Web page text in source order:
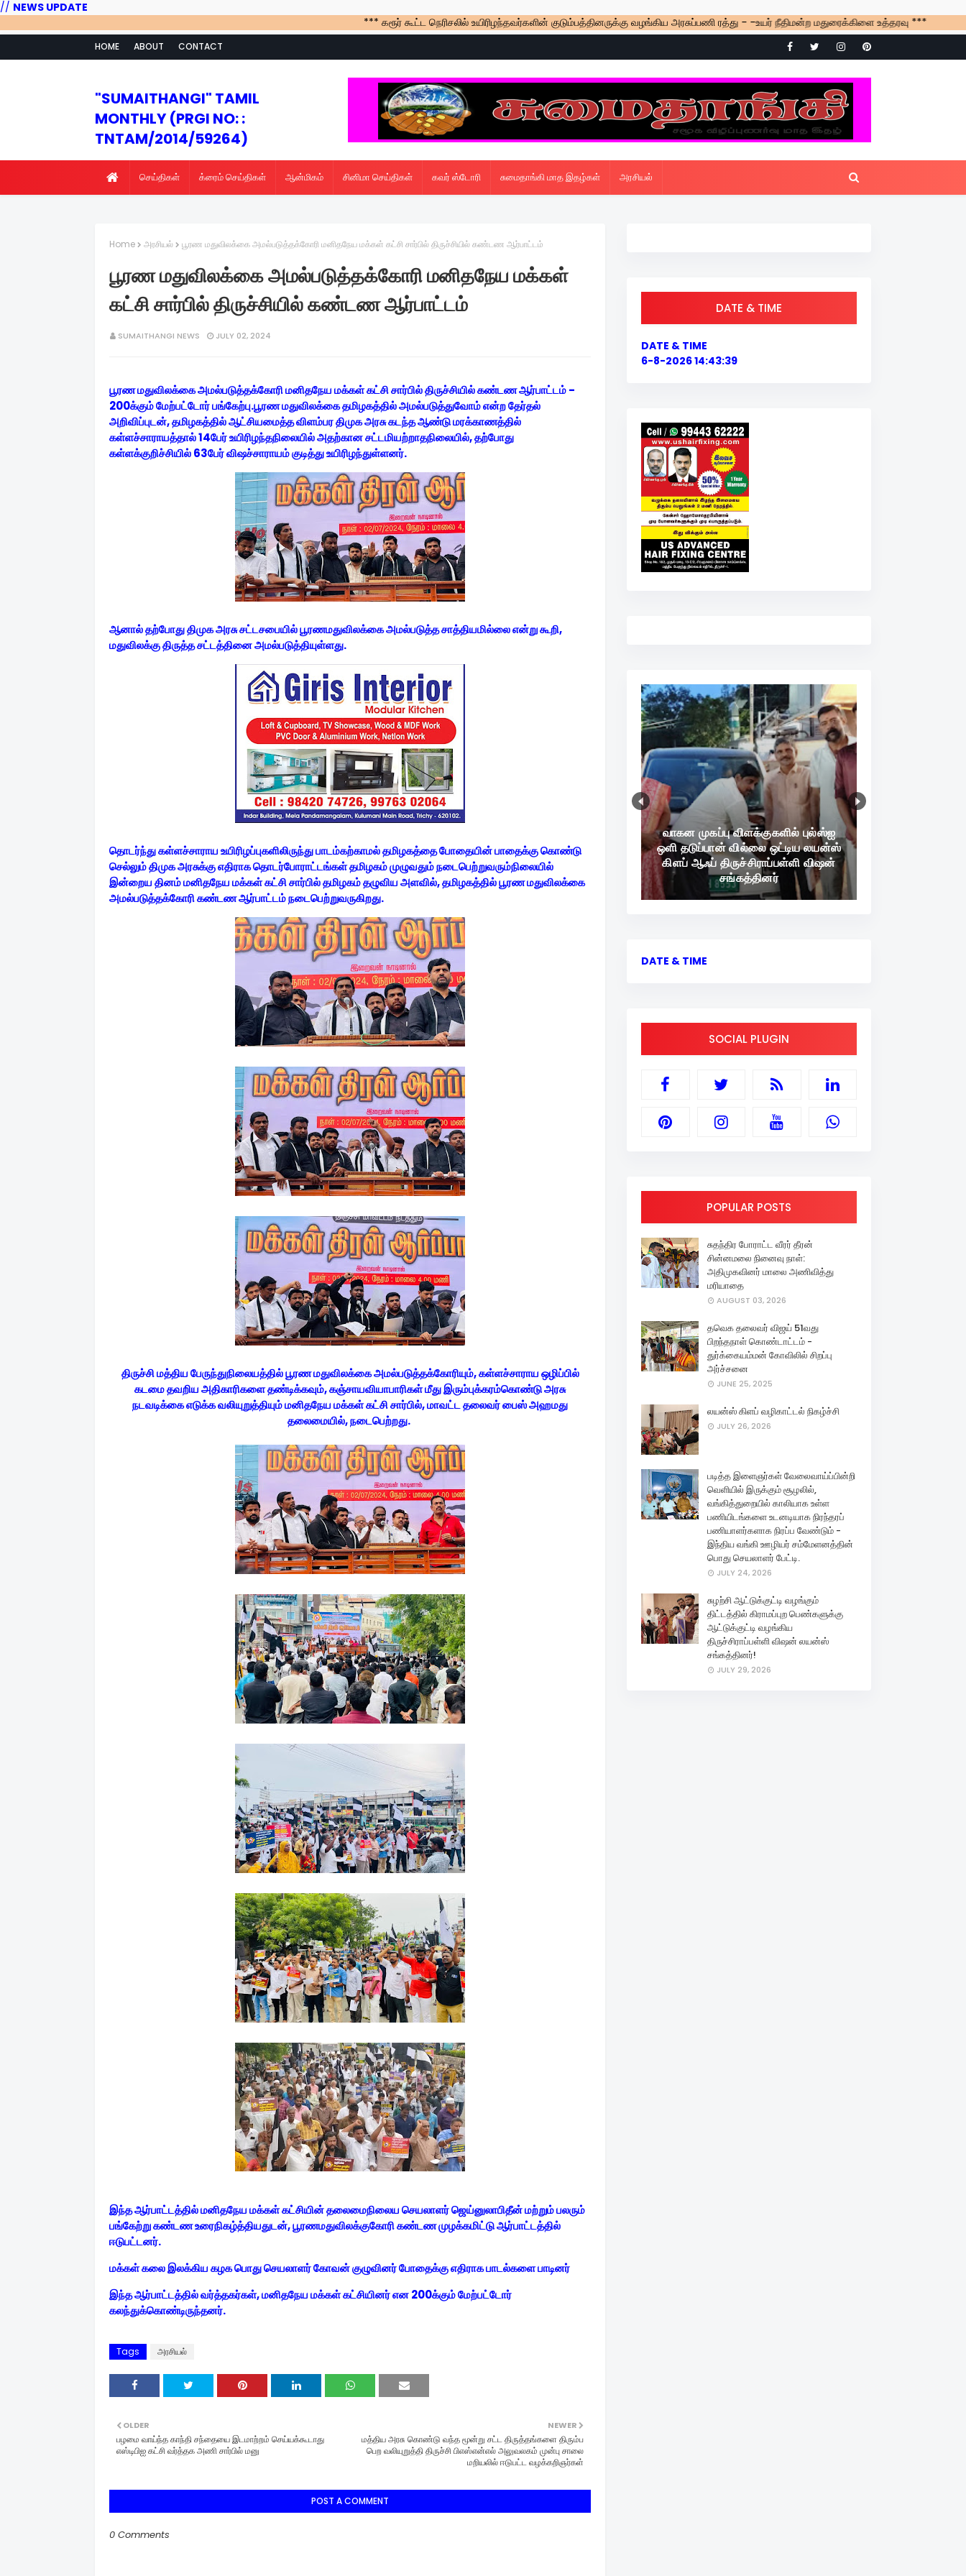
// NEWS UPDATE
*** கரூர் கூட்ட நெரிசலில் உயிரிழந்தவர்களின் குடும்பத்தினருக்கு வழங்கிய அரசுப்பணி ரத்து - -உயர் நீதிமன்ற மதுரைக்கிளை உத்தரவு ***
HOME ABOUT CONTACT
"SUMAITHANGI" TAMIL
MONTHLY (PRGI NO: :
TNTAM/2014/59264)
செய்திகள் க்ரைம் செய்திகள் ஆன்மிகம் சினிமா செய்திகள் கவர் ஸ்டோரி சுமைதாங்கி மாத இதழ்கள் அரசியல்
Home அரசியல் பூரண மதுவிலக்கை அமல்படுத்தக்கோரி மனிதநேய மக்கள் கட்சி சார்பில் திருச்சியில் கண்டண ஆர்பாட்டம்
பூரண மதுவிலக்கை அமல்படுத்தக்கோரி மனிதநேய மக்கள்
கட்சி சார்பில் திருச்சியில் கண்டண ஆர்பாட்டம்
SUMAITHANGI NEWS JULY 02, 2024
பூரண மதுவிலக்கை அமல்படுத்தக்கோரி மனிதநேய மக்கள் கட்சி சார்பில் திருச்சியில் கண்டண ஆர்பாட்டம் -
200க்கும் மேற்பட்டோர் பங்கேற்பு.பூரண மதுவிலக்கை தமிழகத்தில் அமல்படுத்துவோம் என்ற தேர்தல்
அறிவிப்புடன், தமிழகத்தில் ஆட்சியமைத்த விளம்பர திமுக அரசு கடந்த ஆண்டு மரக்காணத்தில்
கள்ளச்சாராயத்தால் 14பேர் உயிரிழந்தநிலையில் அதற்கான சட்டமியற்றாதநிலையில், தற்போது
கள்ளக்குறிச்சியில் 63பேர் விஷச்சாராயம் குடித்து உயிரிழந்துள்ளனர்.
ஆனால் தற்போது திமுக அரசு சட்டசபையில் பூரணமதுவிலக்கை அமல்படுத்த சாத்தியமில்லை என்று கூறி,
மதுவிலக்கு திருத்த சட்டத்தினை அமல்படுத்தியுள்ளது.
தொடர்ந்து கள்ளச்சாராய உயிரிழப்புகளிலிருந்து பாடம்கற்காமல் தமிழகத்தை போதையின் பாதைக்கு கொண்டு
செல்லும் திமுக அரசுக்கு எதிராக தொடர்போராட்டங்கள் தமிழகம் முழுவதும் நடைபெற்றுவரும்நிலையில்
இன்றைய தினம் மனிதநேய மக்கள் கட்சி சார்பில் தமிழகம் தழுவிய அளவில், தமிழகத்தில் பூரண மதுவிலக்கை
அமல்படுத்தக்கோரி கண்டண ஆர்பாட்டம் நடைபெற்றுவருகிறது.
திருச்சி மத்திய பேருந்துநிலையத்தில் பூரண மதுவிலக்கை அமல்படுத்தக்கோரியும், கள்ளச்சாராய ஒழிப்பில்
கடமை தவறிய அதிகாரிகளை தண்டிக்கவும், கஞ்சாயவியாபாரிகள் மீது இரும்புக்கரம்கொண்டு அரசு
நடவடிக்கை எடுக்க வலியுறுத்தியும் மனிதநேய மக்கள் கட்சி சார்பில், மாவட்ட தலைவர் பைஸ் அஹமது
தலைமையில், நடைபெற்றது.
இந்த ஆர்பாட்டத்தில் மனிதநேய மக்கள் கட்சியின் தலைமைநிலைய செயலாளர் ஜெய்னுலாபிதீன் மற்றும் பலரும்
பங்கேற்று கண்டண உரைநிகழ்த்தியதுடன், பூரணமதுவிலக்குகோரி கண்டண முழக்கமிட்டு ஆர்பாட்டத்தில்
ஈடுபட்டனர்.
மக்கள் கலை இலக்கிய கழக பொது செயலாளர் கோவன் குழுவினர் போதைக்கு எதிராக பாடல்களை பாடினர்
இந்த ஆர்பாட்டத்தில் வர்த்தகர்கள், மனிதநேய மக்கள் கட்சியினர் என 200க்கும் மேற்பட்டோர்
கலந்துக்கொண்டிருந்தனர்.
Tags அரசியல்
NEWER
மத்திய அரசு கொண்டு வந்த மூன்று சட்ட திருத்தங்களை திரும்ப
பெற வலியுறுத்தி திருச்சி பிஎஸ்என்எல் அலுவலகம் முன்பு சாலை
மறியலில் ஈடுபட்ட வழக்கறிஞர்கள்
OLDER
பழமை வாய்ந்த காந்தி சந்தையை இடமாற்றம் செய்யக்கூடாது
எஸ்டிபிஐ கட்சி வர்த்தக அணி சார்பில் மனு
POST A COMMENT
0 Comments
DATE & TIME
DATE & TIME
6-8-2026 14:43:40
வாகன முகப்பு விளக்குகளில் புல்ஸ்ஐ
ஒளி தடுப்பான் வில்லை ஒட்டிய லயன்ஸ்
கிளப் ஆஃப் திருச்சிராப்பள்ளி விஷன்
சங்கத்தினர்
DATE & TIME
SOCIAL PLUGIN
POPULAR POSTS
சுதந்திர போராட்ட வீரர் தீரன்
சின்னமலை நினைவு நாள்:
அதிமுகவினர் மாலை அணிவித்து
மரியாதை
AUGUST 03, 2026
தவெக தலைவர் விஜய் 51வது
பிறந்தநாள் கொண்டாட்டம் -
துர்க்கையம்மன் கோவிலில் சிறப்பு
அர்ச்சனை
JUNE 25, 2025
லயன்ஸ் கிளப் வழிகாட்டல் நிகழ்ச்சி
JULY 26, 2026
படித்த இளைஞர்கள் வேலைவாய்ப்பின்றி
வெளியில் இருக்கும் சூழலில்,
வங்கித்துறையில் காலியாக உள்ள
பணியிடங்களை உடனடியாக நிரந்தரப்
பணியாளர்களாக நிரப்ப வேண்டும் -
இந்திய வங்கி ஊழியர் சம்மேளனத்தின்
பொது செயலாளர் பேட்டி.
JULY 24, 2026
சுழற்சி ஆட்டுக்குட்டி வழங்கும்
திட்டத்தில் கிராமப்புற பெண்களுக்கு
ஆட்டுக்குட்டி வழங்கிய
திருச்சிராப்பள்ளி விஷன் லயன்ஸ்
சங்கத்தினர்!
JULY 29, 2026